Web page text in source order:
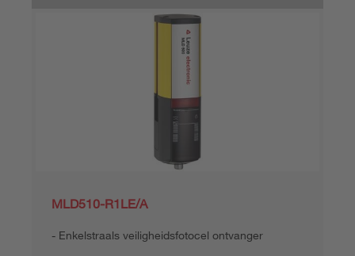
MLD510-R1LE/A
Enkelstraals veiligheidsfotocel ontvanger